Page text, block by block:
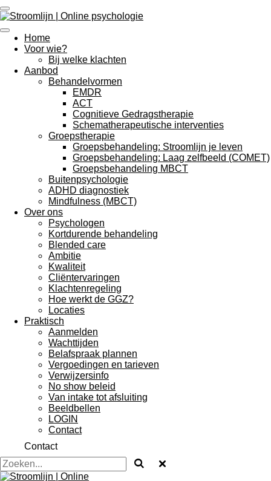
Ga
direct
naar
de
hoofdinhoud
Home
Voor wie?
Bij welke klachten
Aanbod
Behandelvormen
EMDR
ACT
Cognitieve Gedragstherapie
Schematherapeutische interventies
Groepstherapie
Groepsbehandeling: Stroomlijn je leven
Groepsbehandeling: Laag zelfbeeld (COMET)
Groepsbehandeling MBCT
Buitenpsychologie
ADHD diagnostiek
Mindfulness (MBCT)
Over ons
Psychologen
Kortdurende behandeling
Blended care
Ambitie
Kwaliteit
Cliëntervaringen
Klachtenregeling
Hoe werkt de GGZ?
Locaties
Praktisch
Aanmelden
Wachttijden
Belafspraak plannen
Vergoedingen en tarieven
Verwijzersinfo
No show beleid
Van intake tot afsluiting
Beeldbellen
LOGIN
Contact
Contact